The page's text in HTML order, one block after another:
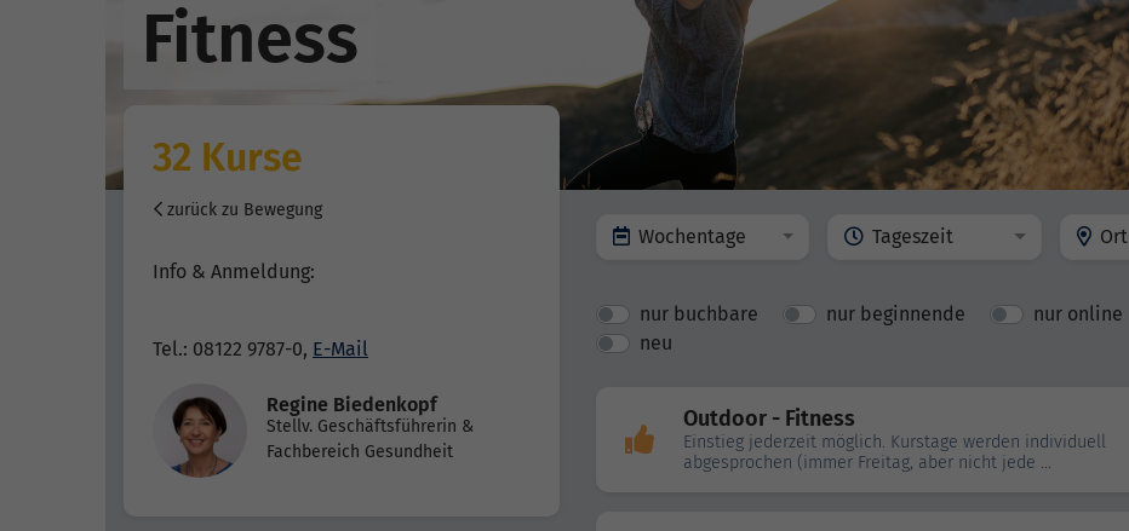
Fitness
32 Kurse
zurück zu Bewegung
Info & Anmeldung:
Tel.: 08122 9787-0, E-Mail
Regine Biedenkopf
Stellv. Geschäftsführerin &
Fachbereich Gesundheit
Wochentage Tageszeit Ort
nur buchbare nur beginnende
nur online
neu
Outdoor - Fitness
Einstieg jederzeit möglich. Kurstage werden individuell
abgesprochen (immer Freitag, aber nicht jede ...